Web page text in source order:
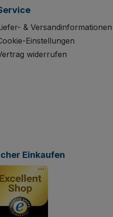
& Versandinformationen
Einstellungen
widerrufen
Einkaufen